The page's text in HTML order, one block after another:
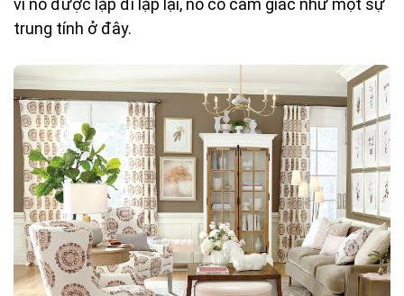
trung tính ở đây.